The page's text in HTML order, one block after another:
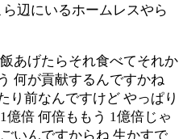
辺にいるホームレスやら
あげたらそれ食べてそれか
何が貢献するんですかね
り前なんですけど やっぱり
億倍 何倍ももう 1億倍じゃ
いんですからね 生かすで